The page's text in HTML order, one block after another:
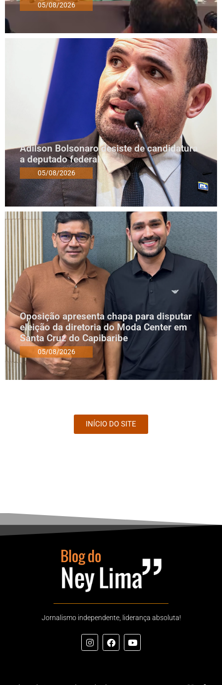
05/08/2026
Adilson Bolsonaro desiste de candidatura
a deputado federal
05/08/2026
Oposição apresenta chapa para disputar
eleição da diretoria do Moda Center em
Santa Cruz do Capibaribe
05/08/2026
INÍCIO DO SITE
Jornalismo independente, liderança absoluta!